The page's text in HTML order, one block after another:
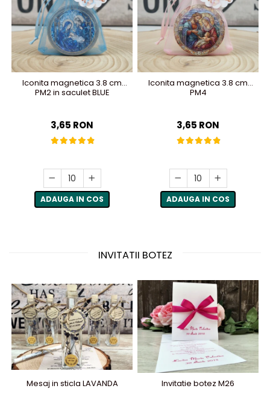
Iconita magnetica 3.8 cm
PM2 in saculet BLUE
3,65 RON
ADAUGA IN COS
Iconita magnetica 3.8 cm
PM4
3,65 RON
ADAUGA IN COS
INVITATII BOTEZ
Mesaj in sticla LAVANDA Invitatie botez M26